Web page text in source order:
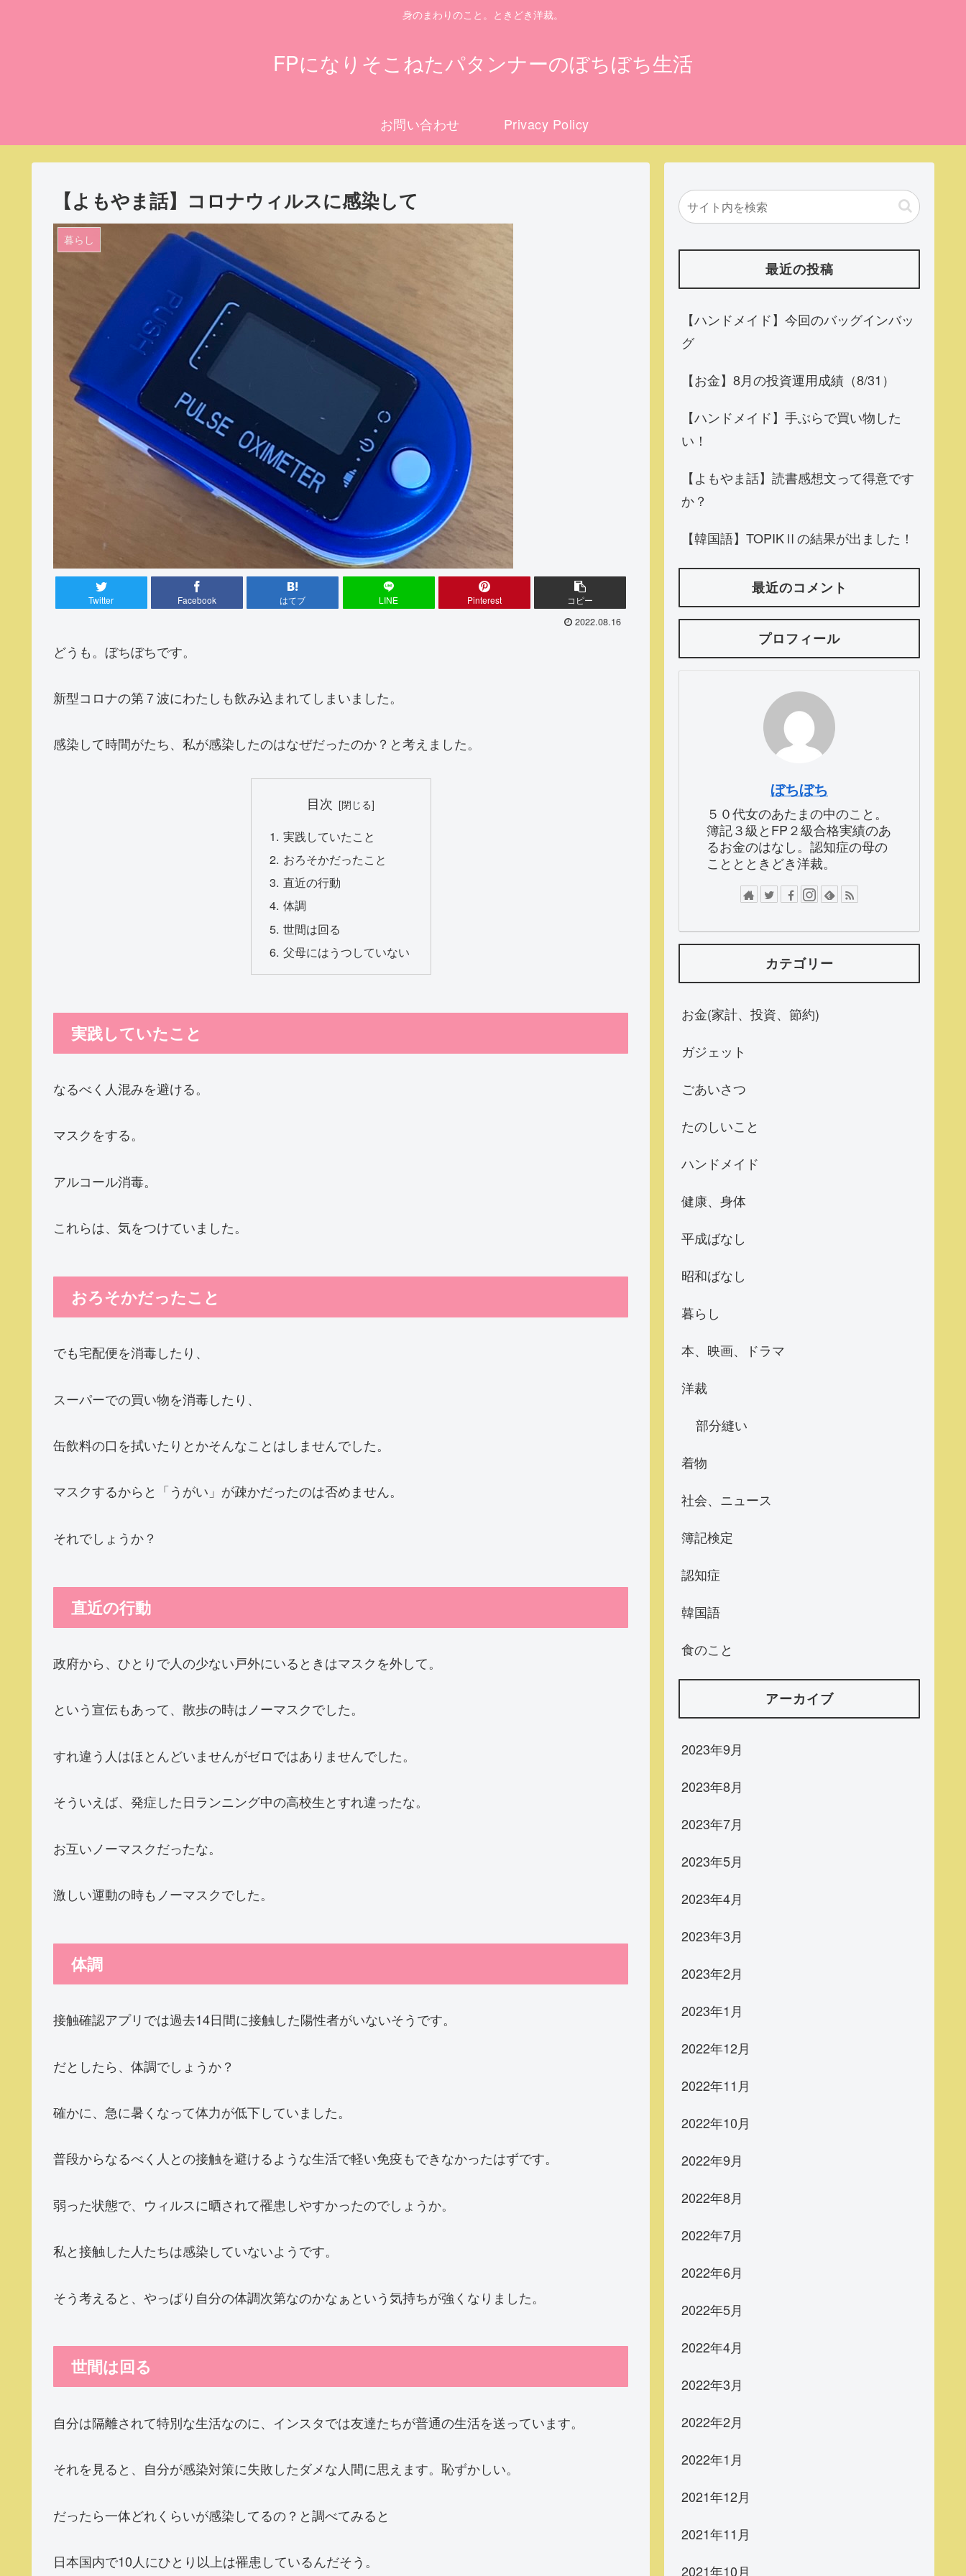
身のまわりのこと。ときどき洋裁。
FPになりそこねたパタンナーのぼちぼち生活
お問い合わせ Privacy Policy
【よもやま話】コロナウィルスに感染して
暮らし
Twitter Facebook はてブ LINE Pinterest コピー
2022.08.16
どうも。ぼちぼちです。
新型コロナの第７波にわたしも飲み込まれてしまいました。
感染して時間がたち、私が感染したのはなぜだったのか？と考えました。
目次
実践していたこと
おろそかだったこと
直近の行動
体調
世間は回る
父母にはうつしていない
実践していたこと
なるべく人混みを避ける。
マスクをする。
アルコール消毒。
これらは、気をつけていました。
おろそかだったこと
でも宅配便を消毒したり、
スーパーでの買い物を消毒したり、
缶飲料の口を拭いたりとかそんなことはしませんでした。
マスクするからと「うがい」が疎かだったのは否めません。
それでしょうか？
直近の行動
政府から、ひとりで人の少ない戸外にいるときはマスクを外して。
という宣伝もあって、散歩の時はノーマスクでした。
すれ違う人はほとんどいませんがゼロではありませんでした。
そういえば、発症した日ランニング中の高校生とすれ違ったな。
お互いノーマスクだったな。
激しい運動の時もノーマスクでした。
体調
接触確認アプリでは過去14日間に接触した陽性者がいないそうです。
だとしたら、体調でしょうか？
確かに、急に暑くなって体力が低下していました。
普段からなるべく人との接触を避けるような生活で軽い免疫もできなかったはずです。
弱った状態で、ウィルスに晒されて罹患しやすかったのでしょうか。
私と接触した人たちは感染していないようです。
そう考えると、やっぱり自分の体調次第なのかなぁという気持ちが強くなりました。
世間は回る
自分は隔離されて特別な生活なのに、インスタでは友達たちが普通の生活を送っています。
それを見ると、自分が感染対策に失敗したダメな人間に思えます。恥ずかしい。
だったら一体どれくらいが感染してるの？と調べてみると
日本国内で10人にひとり以上は罹患しているんだそう。
最近の投稿
【ハンドメイド】今回のバッグインバッ
グ
【お金】8月の投資運用成績（8/31）
【ハンドメイド】手ぶらで買い物した
い！
【よもやま話】読書感想文って得意です
か？
【韓国語】TOPIKⅡの結果が出ました！
最近のコメント
プロフィール
ぼちぼち
５０代女のあたまの中のこと。
簿記３級とFP２級合格実績のあ
るお金のはなし。認知症の母の
こととときどき洋裁。
カテゴリー
お金(家計、投資、節約)
ガジェット
ごあいさつ
たのしいこと
ハンドメイド
健康、身体
平成ばなし
昭和ばなし
暮らし
本、映画、ドラマ
洋裁
部分縫い
着物
社会、ニュース
簿記検定
認知症
韓国語
食のこと
アーカイブ
2023年9月
2023年8月
2023年7月
2023年5月
2023年4月
2023年3月
2023年2月
2023年1月
2022年12月
2022年11月
2022年10月
2022年9月
2022年8月
2022年7月
2022年6月
2022年5月
2022年4月
2022年3月
2022年2月
2022年1月
2021年12月
2021年11月
2021年10月